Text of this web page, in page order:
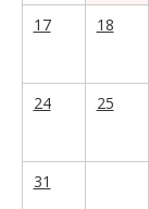
17
18
24 25
31